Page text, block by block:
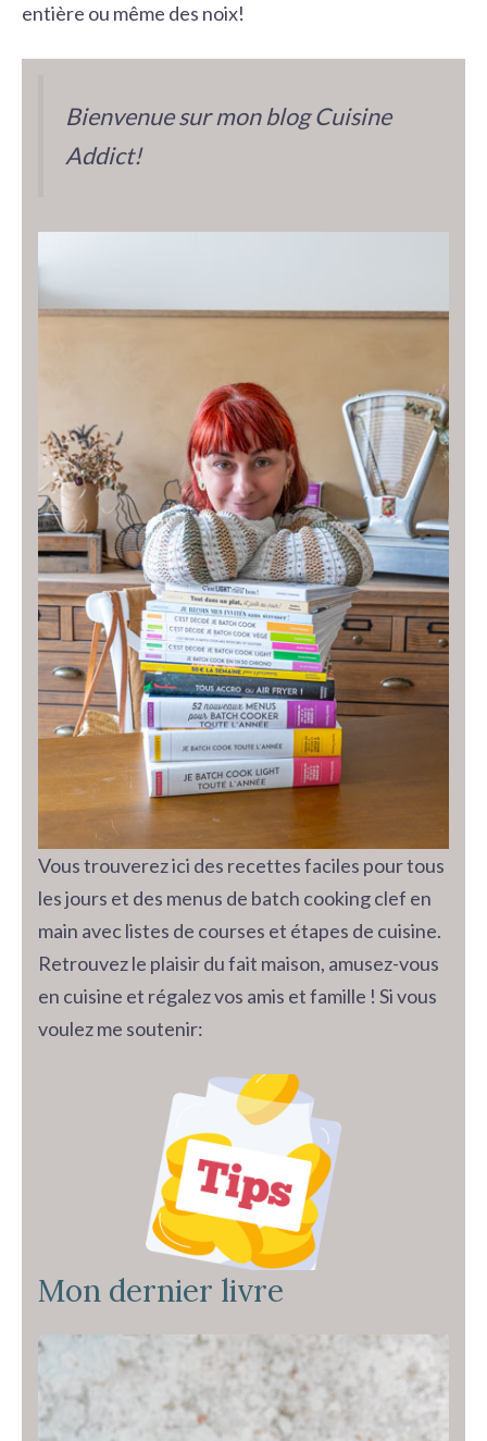
entière ou même des noix!
Bienvenue sur mon blog Cuisine
Addict!
Vous trouverez ici des recettes faciles pour tous
les jours et des menus de batch cooking clef en
main avec listes de courses et étapes de cuisine.
Retrouvez le plaisir du fait maison, amusez-vous
en cuisine et régalez vos amis et famille ! Si vous
voulez me soutenir:
Mon dernier livre